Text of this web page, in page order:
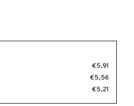
€5,91
€5,56
€5,21